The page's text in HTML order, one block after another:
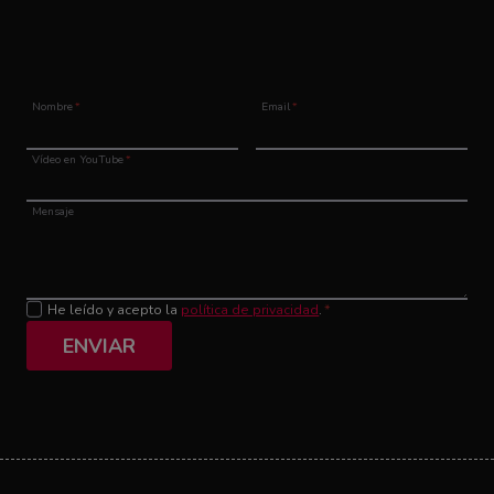
Nombre* Email*
Vídeo en YouTube*
Mensaje
He leído y acepto la política de privacidad. *
ENVIAR